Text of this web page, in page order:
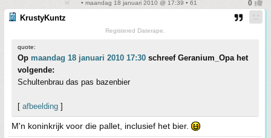
• maandag 18 januari 2010 @ 17:39 • 61
KrustyKuntz
Registered Daterape.
quote:
Op maandag 18 januari 2010 17:30 schreef Geranium_Opa het
volgende:
Schultenbrau das pas bazenbier
[ afbeelding ]
M'n koninkrijk voor die pallet, inclusief het bier.